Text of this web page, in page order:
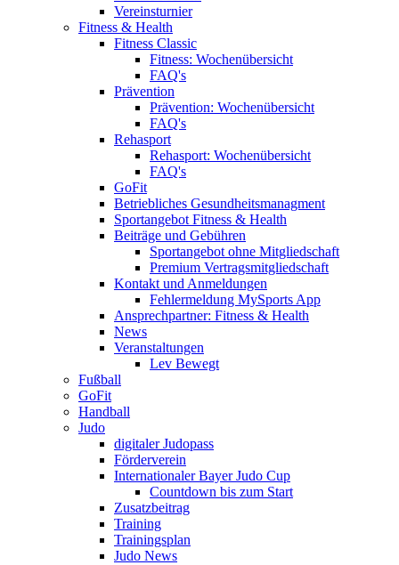
Vereinsturnier
Fitness & Health
Fitness Classic
Fitness: Wochenübersicht
FAQ's
Prävention
Prävention: Wochenübersicht
FAQ's
Rehasport
Rehasport: Wochenübersicht
FAQ's
GoFit
Betriebliches Gesundheitsmanagment
Sportangebot Fitness & Health
Beiträge und Gebühren
Sportangebot ohne Mitgliedschaft
Premium Vertragsmitgliedschaft
Kontakt und Anmeldungen
Fehlermeldung MySports App
Ansprechpartner: Fitness & Health
News
Veranstaltungen
Lev Bewegt
Fußball
GoFit
Handball
Judo
digitaler Judopass
Förderverein
Internationaler Bayer Judo Cup
Countdown bis zum Start
Zusatzbeitrag
Training
Trainingsplan
Judo News